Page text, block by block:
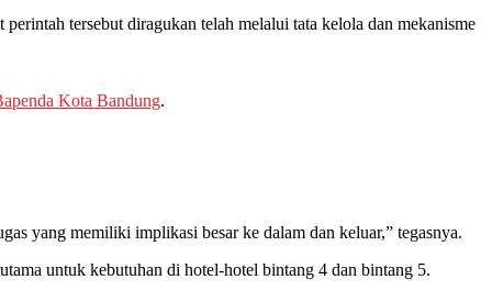
tersebut diragukan telah melalui tata kelola dan mekanisme
Kota Bandung.
yang memiliki implikasi besar ke dalam dan keluar,” tegasnya.
untuk kebutuhan di hotel-hotel bintang 4 dan bintang 5.